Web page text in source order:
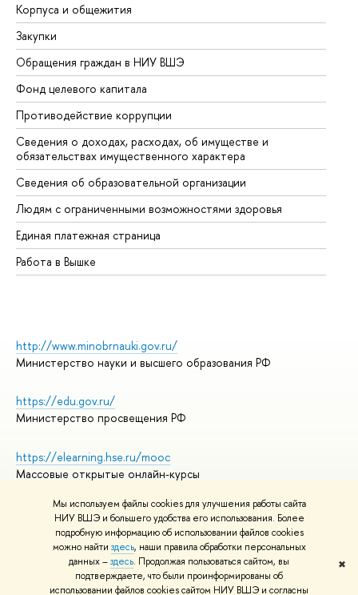
Мы используем файлы cookies для улучшения работы сайта
НИУ ВШЭ и большего удобства его использования. Более
подробную информацию об использовании файлов cookies
можно найти здесь, наши правила обработки персональных
данных –здесь. Продолжая пользоваться сайтом, вы
подтверждаете, что были проинформированы об
использовании файлов cookies сайтом НИУ ВШЭ и согласны
✖
Корпуса и общежития
Закупки
Обращения граждан в НИУ ВШЭ
Фонд целевого капитала
Противодействие коррупции
Сведения о доходах, расходах, об имуществе и
обязательствах имущественного характера
Сведения об образовательной организации
Людям с ограниченными возможностями здоровья
Единая платежная страница
Работа в Вышке
http://www.minobrnauki.gov.ru/
Министерство науки и высшего образования РФ
https://edu.gov.ru/
Министерство просвещения РФ
https://elearning.hse.ru/mooc
Массовые открытые онлайн-курсы
© НИУ ВШЭ 1993–2026
Адреса и контакты
Условия использования материалов
Политика конфиденциальности